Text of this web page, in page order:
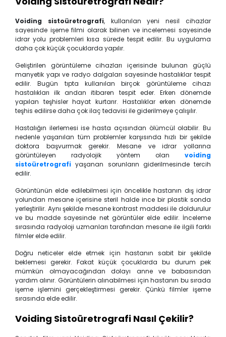
Voiding sistoüretrografi, kullanılan yeni nesil cihazlar
sayesinde işeme filmi olarak bilinen ve incelemesi sayesinde
idrar yolu problemleri kısa sürede tespit edilir. Bu uygulama
daha çok küçük çocuklarda yapılır.
Geliştirilen görüntüleme cihazları içerisinde bulunan güçlü
manyetik yapı ve radyo dalgaları sayesinde hastalıklar tespit
edilir. Bugün tıpta kullanılan birçok görüntüleme cihazı
hastalıkları ilk andan itibaren tespit eder. Erken dönemde
yapılan teşhisler hayat kurtarır. Hastalıklar erken dönemde
teşhis edilirse daha çok ilaç tedavisi ile giderilmeye çalışılır.
Hastalığın ilerlemesi ise hasta açısından ölümcül olabilir. Bu
nedenle yaşanılan tüm problemler karşısında hızlı bir şekilde
doktora başvurmak gerekir. Mesane ve idrar yollarına
görüntüleyen radyolojik yöntem olan voiding
sistoüretrografi yaşanan sorunların giderilmesinde tercih
edilir.
Görüntünün elde edilebilmesi için öncelikle hastanın dış idrar
yolundan mesane içerisine steril halde ince bir plastik sonda
yerleştirilir. Aynı şekilde mesane kontrast maddesi ile doldurulur
ve bu madde sayesinde net görüntüler elde edilir. İnceleme
sırasında radyoloji uzmanları tarafından mesane ile ilgili farklı
filmler elde edilir.
Doğru neticeler elde etmek için hastanın sabit bir şekilde
beklemesi gerekir. Fakat küçük çocuklarda bu durum pek
mümkün olmayacağından dolayı anne ve babasından
yardım alınır. Görüntülerin alınabilmesi için hastanın bu sırada
işeme işlemini gerçekleştirmesi gerekir. Çünkü filmler işeme
sırasında elde edilir.
Voiding Sistoüretrografi Nasıl Çekilir?